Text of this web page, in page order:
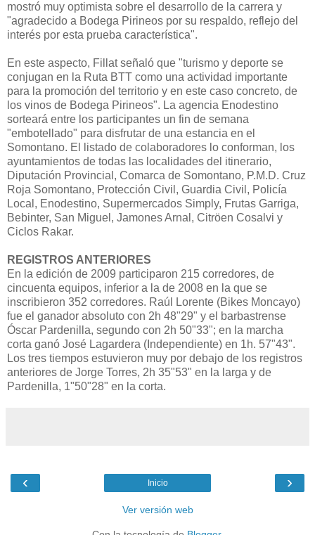
mostró muy optimista sobre el desarrollo de la carrera y
"agradecido a Bodega Pirineos por su respaldo, reflejo del
interés por esta prueba característica".
En este aspecto, Fillat señaló que "turismo y deporte se
conjugan en la Ruta BTT como una actividad importante
para la promoción del territorio y en este caso concreto, de
los vinos de Bodega Pirineos". La agencia Enodestino
sorteará entre los participantes un fin de semana
"embotellado" para disfrutar de una estancia en el
Somontano. El listado de colaboradores lo conforman, los
ayuntamientos de todas las localidades del itinerario,
Diputación Provincial, Comarca de Somontano, P.M.D. Cruz
Roja Somontano, Protección Civil, Guardia Civil, Policía
Local, Enodestino, Supermercados Simply, Frutas Garriga,
Bebinter, San Miguel, Jamones Arnal, Citröen Cosalvi y
Ciclos Rakar.
REGISTROS ANTERIORES
En la edición de 2009 participaron 215 corredores, de
cincuenta equipos, inferior a la de 2008 en la que se
inscribieron 352 corredores. Raúl Lorente (Bikes Moncayo)
fue el ganador absoluto con 2h 48"29" y el barbastrense
Óscar Pardenilla, segundo con 2h 50"33"; en la marcha
corta ganó José Lagardera (Independiente) en 1h. 57"43".
Los tres tiempos estuvieron muy por debajo de los registros
anteriores de Jorge Torres, 2h 35"53" en la larga y de
Pardenilla, 1"50"28" en la corta.
‹ ›
Inicio
Ver versión web